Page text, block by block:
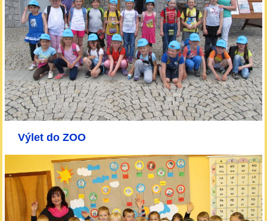
Výlet do ZOO